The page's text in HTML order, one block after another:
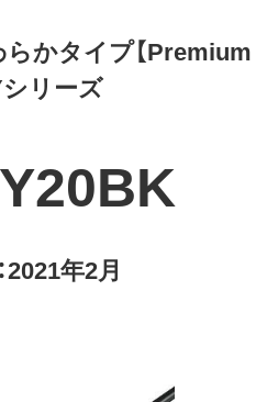
かタイプ【Premium
リーズ
2021年2月